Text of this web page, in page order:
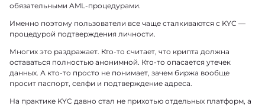
обязательными AML-процедурами.
Именно поэтому пользователи все чаще сталкиваются с KYC —
процедурой подтверждения личности.
Многих это раздражает. Кто-то считает, что крипта должна
оставаться полностью анонимной. Кто-то опасается утечек
данных. А кто-то просто не понимает, зачем биржа вообще
просит паспорт, селфи и подтверждение адреса.
На практике KYC давно стал не прихотью отдельных платформ, а